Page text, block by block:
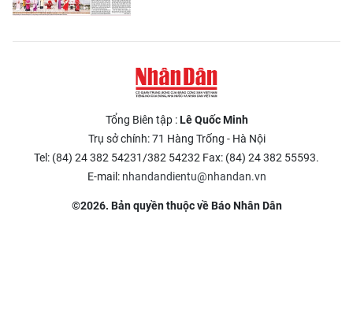
Tổng Biên tập :Lê Quốc Minh
Trụ sở chính: 71 Hàng Trống - Hà Nội
Tel: (84) 24 382 54231/382 54232 Fax: (84) 24 382 55593.
E-mail: nhandandientu@nhandan.vn
©2026. Bản quyền thuộc về Báo Nhân Dân